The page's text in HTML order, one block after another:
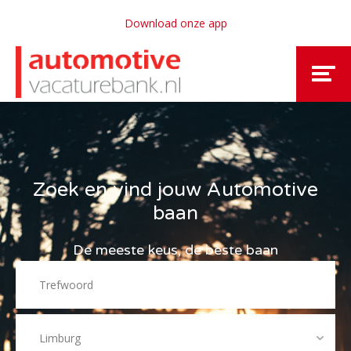
Download onze app
Zoek en vind jouw Automotive
baan
De meeste keus, de beste baan